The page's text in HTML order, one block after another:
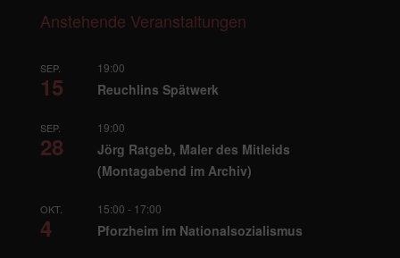
Anstehende Veranstaltungen
SEP.
15
19:00
Reuchlins Spätwerk
SEP.
28
19:00
Jörg Ratgeb, Maler des Mitleids
(Montagabend im Archiv)
OKT.
4
15:00 - 17:00
Pforzheim im Nationalsozialismus